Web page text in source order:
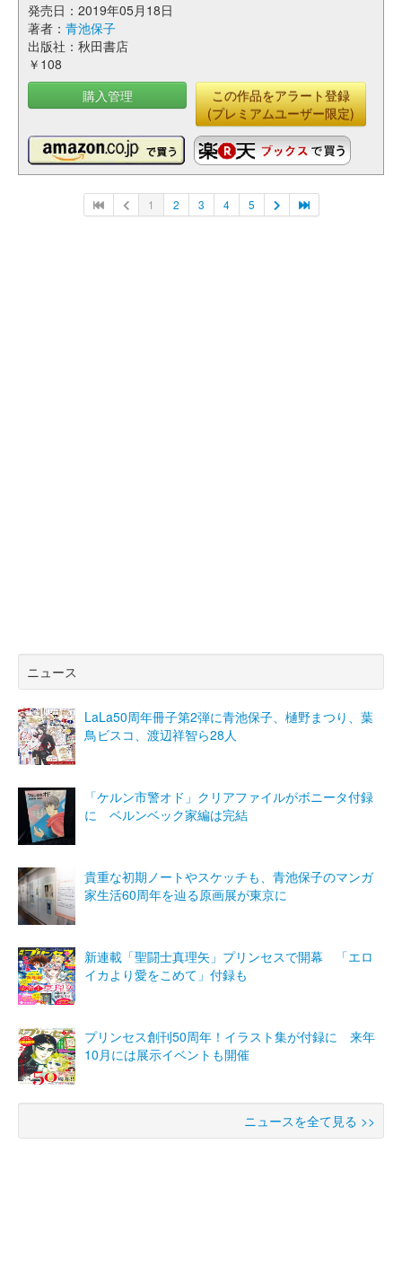
発売日：2019年05月18日
著者： 青池保子
出版社：秋田書店
￥108
購入管理
この作品をアラート登録
(プレミアムユーザー限定)
1 2 3 4 5
ニュース
LaLa50周年冊子第2弾に青池保子、樋野まつり、葉
鳥ビスコ、渡辺祥智ら28人
「ケルン市警オド」クリアファイルがボニータ付録
に ベルンベック家編は完結
貴重な初期ノートやスケッチも、青池保子のマンガ
家生活60周年を辿る原画展が東京に
新連載「聖闘士真理矢」プリンセスで開幕 「エロ
イカより愛をこめて」付録も
プリンセス創刊50周年！イラスト集が付録に 来年
10月には展示イベントも開催
ニュースを全て見る >>